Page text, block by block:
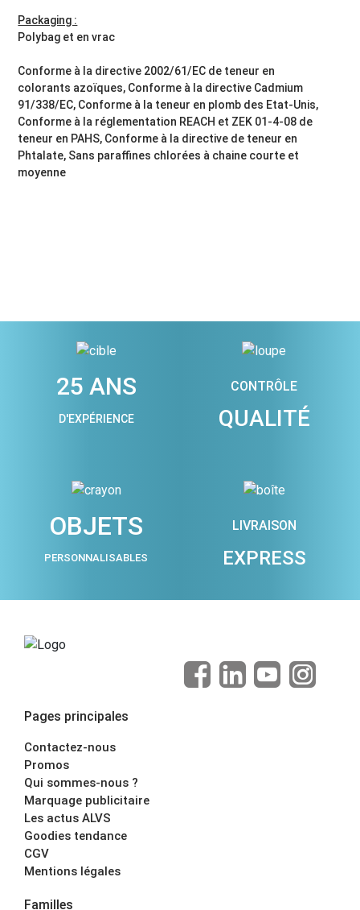
Packaging :
Polybag et en vrac
Conforme à la directive 2002/61/EC de teneur en
colorants azoïques, Conforme à la directive Cadmium
91/338/EC, Conforme à la teneur en plomb des Etat-Unis,
Conforme à la réglementation REACH et ZEK 01-4-08 de
teneur en PAHS, Conforme à la directive de teneur en
Phtalate, Sans paraffines chlorées à chaine courte et
moyenne
25 ANS
D'EXPÉRIENCE
CONTRÔLE
QUALITÉ
OBJETS
PERSONNALISABLES
LIVRAISON
EXPRESS
Pages principales
Contactez-nous
Promos
Qui sommes-nous ?
Marquage publicitaire
Les actus ALVS
Goodies tendance
CGV
Mentions légales
Familles